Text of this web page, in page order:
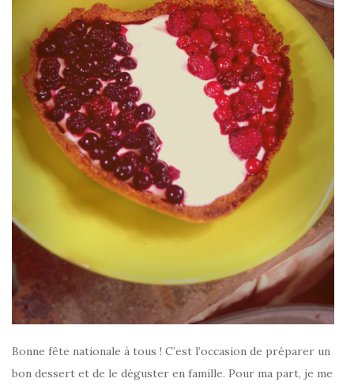
Bonne fête nationale à tous ! C’est l’occasion de préparer un
bon dessert et de le déguster en famille. Pour ma part, je me